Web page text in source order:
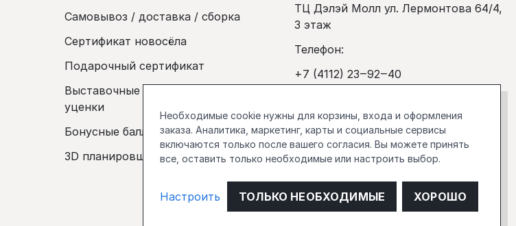
Самовывоз / доставка / сборка
Сертификат новосёла
Подарочный сертификат
Выставочные образцы и покупка
уценки
Бонусные баллы
3D планировщик
ТЦ Дэлэй Молл ул. Лермонтова 64/4,
3 этаж
Телефон:
+7 (4112) 23‒92‒40
Ежедневно с 10:00 до 20:00
stockholm.manager@gmail.com
Необходимые cookie нужны для корзины, входа и оформления
заказа. Аналитика, маркетинг, карты и социальные сервисы
включаются только после вашего согласия. Вы можете принять
все, оставить только необходимые или настроить выбор.
Настроить ТОЛЬКО НЕОБХОДИМЫЕ ХОРОШО